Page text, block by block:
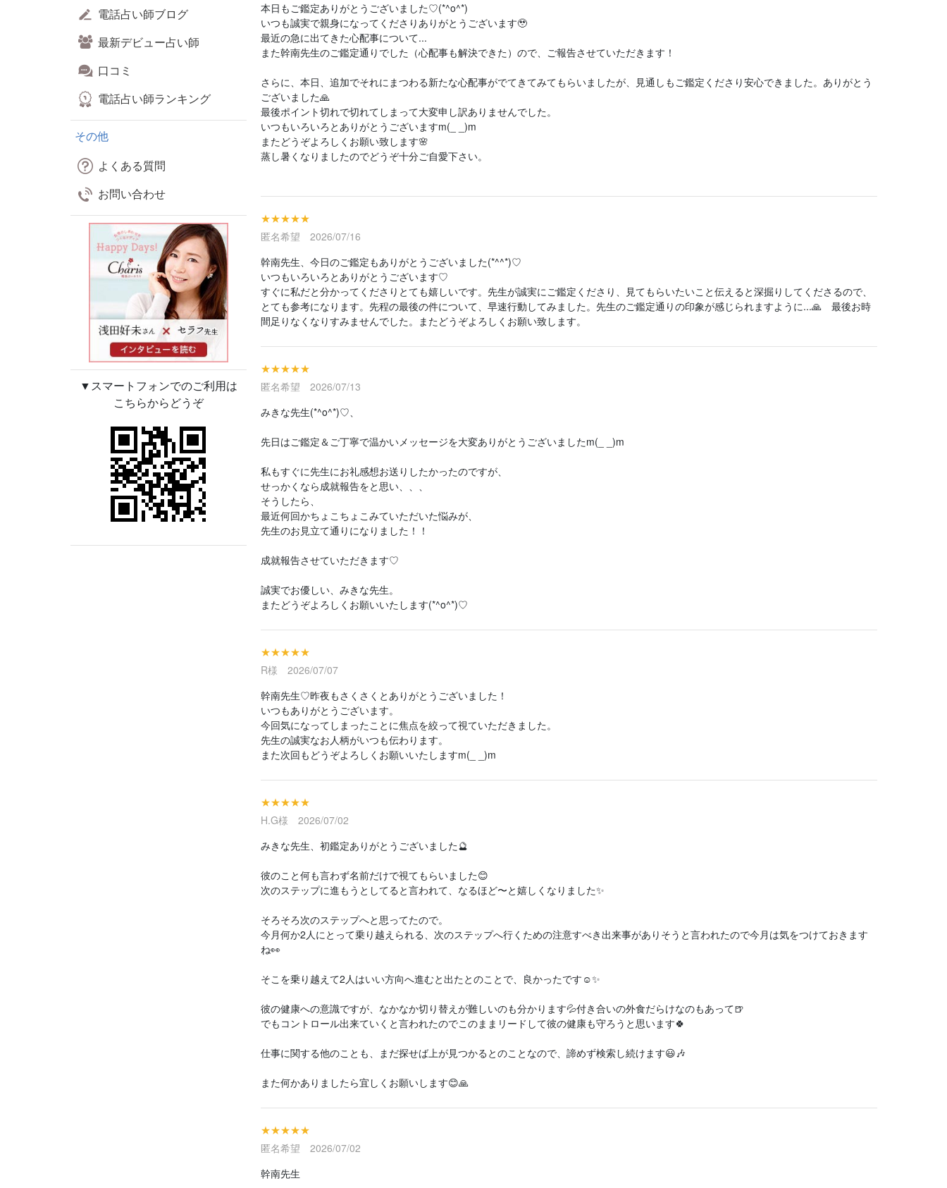
電話占い師ブログ
最新デビュー占い師
口コミ
電話占い師ランキング
その他
よくある質問
お問い合わせ
▼スマートフォンでのご利用は
こちらからどうぞ
本日もご鑑定ありがとうございました♡(*^o^*)
いつも誠実で親身になってくださりありがとうございます🥹
最近の急に出てきた心配事について...
また幹南先生のご鑑定通りでした（心配事も解決できた）ので、ご報告させていただきます！
さらに、本日、追加でそれにまつわる新たな心配事がでてきてみてもらいましたが、見通しもご鑑定くださり安心できました。ありがとう
ございました🙏
最後ポイント切れで切れてしまって大変申し訳ありませんでした。
いつもいろいろとありがとうございますm(_ _)m
またどうぞよろしくお願い致します🌸
蒸し暑くなりましたのでどうぞ十分ご自愛下さい。
★★★★★
匿名希望 2026/07/16
幹南先生、今日のご鑑定もありがとうございました(*^^*)♡
いつもいろいろとありがとうございます♡
すぐに私だと分かってくださりとても嬉しいです。先生が誠実にご鑑定くださり、見てもらいたいこと伝えると深掘りしてくださるので、
とても参考になります。先程の最後の件について、早速行動してみました。先生のご鑑定通りの印象が感じられますように...🙏 最後お時
間足りなくなりすみませんでした。またどうぞよろしくお願い致します。
★★★★★
匿名希望 2026/07/13
みきな先生(*^o^*)♡、
先日はご鑑定＆ご丁寧で温かいメッセージを大変ありがとうございましたm(_ _)m
私もすぐに先生にお礼感想お送りしたかったのですが、
せっかくなら成就報告をと思い、、、
そうしたら、
最近何回かちょこちょこみていただいた悩みが、
先生のお見立て通りになりました！！
成就報告させていただきます♡
誠実でお優しい、みきな先生。
またどうぞよろしくお願いいたします(*^o^*)♡
★★★★★
R様 2026/07/07
幹南先生♡昨夜もさくさくとありがとうございました！
いつもありがとうございます。
今回気になってしまったことに焦点を絞って視ていただきました。
先生の誠実なお人柄がいつも伝わります。
また次回もどうぞよろしくお願いいたしますm(_ _)m
★★★★★
H.G様 2026/07/02
みきな先生、初鑑定ありがとうございました🔮
彼のこと何も言わず名前だけで視てもらいました😊
次のステップに進もうとしてると言われて、なるほど〜と嬉しくなりました✨
そろそろ次のステップへと思ってたので。
今月何か2人にとって乗り越えられる、次のステップへ行くための注意すべき出来事がありそうと言われたので今月は気をつけておきます
ね👀
そこを乗り越えて2人はいい方向へ進むと出たとのことで、良かったです☺️✨
彼の健康への意識ですが、なかなか切り替えが難しいのも分かります💦付き合いの外食だらけなのもあって🍺
でもコントロール出来ていくと言われたのでこのままリードして彼の健康も守ろうと思います🍀
仕事に関する他のことも、まだ探せば上が見つかるとのことなので、諦めず検索し続けます😃🎶
また何かありましたら宜しくお願いします😊🙏
★★★★★
匿名希望 2026/07/02
幹南先生